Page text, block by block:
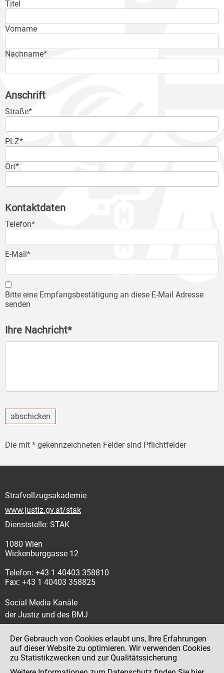
Titel
Vorname
Nachname*
Anschrift
Straße*
PLZ*
Ort*
Kontaktdaten
Telefon*
E-Mail*
Bitte eine Empfangsbestätigung an diese E-Mail Adresse
senden
Ihre Nachricht*
abschicken
Die mit * gekennzeichneten Felder sind Pflichtfelder
Strafvollzugsakademie
www.justiz.gv.at/stak
Dienststelle: STAK
1080 Wien
Wickenburggasse 12
Telefon: +43 1 40403 358810
Fax: +43 1 40403 358825
Social Media Kanäle
der Justiz und des BMJ
Impressum
Der Gebrauch von Cookies erlaubt uns, Ihre Erfahrungen
auf dieser Website zu optimieren. Wir verwenden Cookies
zu Statistikzwecken und zur Qualitätssicherung